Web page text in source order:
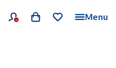
Menu